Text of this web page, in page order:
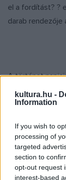
kultura.hu -
Information
If you wish to
processing of
targeted
section to
opt-out request
interest-based
el a fordítást? ?
darab
A történet
zenekar tagjai
zenélnek, mert
gondjaikat. Ám
egy igazi profi,
közösség